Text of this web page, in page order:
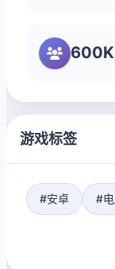
600K
游戏标签
#安卓 #